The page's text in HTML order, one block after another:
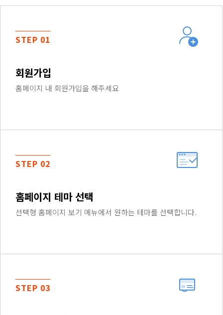
STEP 01
회원가입
홈페이지 내 회원가입을 해주세요
STEP 02
홈페이지 테마 선택
선택형 홈페이지 보기 메뉴에서 원하는 테마를 선택합니다.
STEP 03